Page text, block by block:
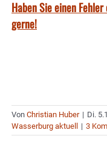
Haben Sie einen
gerne!
Von Christian Huber | Di.
Wasserburg aktuell
| 3